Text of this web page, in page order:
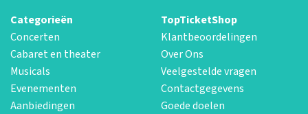
Categorieën
Concerten
Cabaret en theater
Musicals
Evenementen
Aanbiedingen
TopTicketShop
Klantbeoordelingen
Over Ons
Veelgestelde vragen
Contactgegevens
Goede doelen